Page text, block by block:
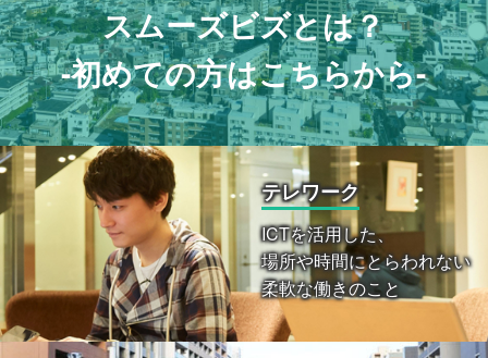
スムーズビズとは？
-初めての方はこちらから-
テレワーク
ICTを活用した、
場所や時間にとらわれない
柔軟な働きのこと